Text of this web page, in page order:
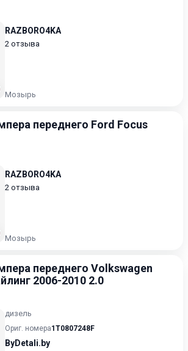
RAZBORO4KA
2 отзыва
Мозырь
переднего Ford Focus
RAZBORO4KA
2 отзыва
Мозырь
переднего Volkswagen
2006-2010 2.0
дизель
Ориг. номера1T0807248F
ByDetali.by